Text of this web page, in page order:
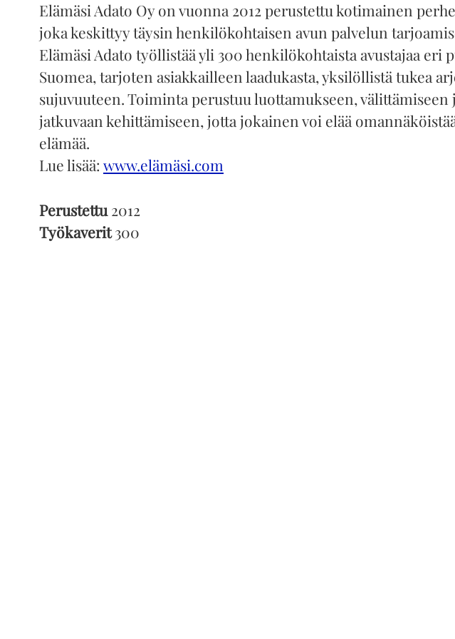
Elämäsi Adato Oy on vuonna 2012 perustettu kotimainen
joka keskittyy täysin henkilökohtaisen avun palvelun
Elämäsi Adato työllistää yli 300 henkilökohtaista avustajaa eri
Suomea, tarjoten asiakkailleen laadukasta, yksilöllistä tukea
sujuvuuteen. Toiminta perustuu luottamukseen, välittämiseen
jatkuvaan kehittämiseen, jotta jokainen voi elää
elämää.
Lue lisää: www.elämäsi.com
Perustettu2012
Työkaverit300